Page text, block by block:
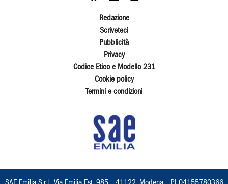
Redazione
Scriveteci
Pubblicità
Privacy
Codice Etico e Modello 231
Cookie policy
Termini e condizioni